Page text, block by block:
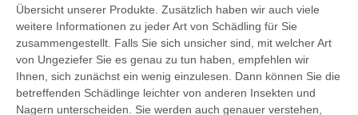
Übersicht unserer Produkte. Zusätzlich haben wir auch viele
weitere Informationen zu jeder Art von Schädling für Sie
zusammengestellt. Falls Sie sich unsicher sind, mit welcher Art
von Ungeziefer Sie es genau zu tun haben, empfehlen wir
Ihnen, sich zunächst ein wenig einzulesen. Dann können Sie die
betreffenden Schädlinge leichter von anderen Insekten und
Nagern unterscheiden. Sie werden auch genauer verstehen,